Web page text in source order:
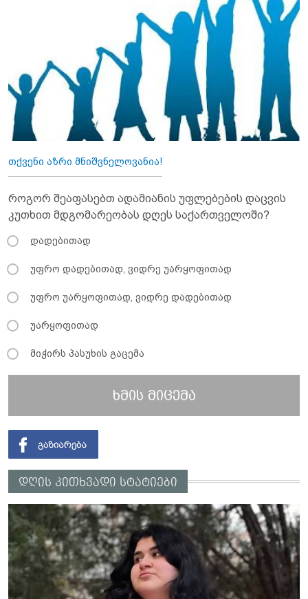
თქვენი აზრი მნიშვნელოვანია!
როგორ შეაფასებთ ადამიანის უფლებების დაცვის
კუთხით მდგომარეობას დღეს საქართველოში?
დადებითად
უფრო დადებითად, ვიდრე უარყოფითად
უფრო უარყოფითად, ვიდრე დადებითად
უარყოფითად
მიჭირს პასუხის გაცემა
ხმის მიცემა
დღის კითხვადი სტატიები